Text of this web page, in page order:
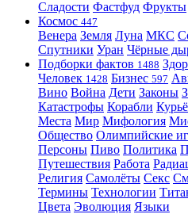
Сладости Фастфуд Фрукты
Космос 447
Венера Земля Луна МКС
Спутники Уран Чёрные
Подборки фактов 1488
Человек 1428 Бизнес 597
Вино Война Дети Законы
Катастрофы Корабли
Места Мир Мифология
Общество Олимпийские
Персоны Пиво Политика
Путешествия Работа
Религия Самолёты Секс
Термины Технологии
Цвета Эволюция Языки